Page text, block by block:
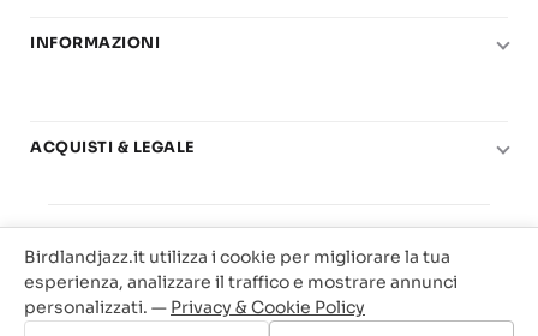
Chitarra
Basi play-along
Offerte
INFORMAZIONI
Carta del Docente
ACQUISTI & LEGALE
Privacy & Cookie
Traccia il tuo ordine
Birdland Milano. P.Iva 12093700156
Web Agency Milano
Birdlandjazz.it utilizza i cookie per migliorare la tua
esperienza, analizzare il traffico e mostrare annunci
personalizzati. — Privacy & Cookie Policy